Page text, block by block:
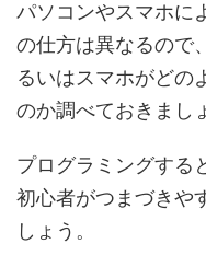
パソコンやスマホに
の仕方は異なるので
るいはスマホがどの
のか調べておきまし
プログラミングする
初心者がつまづきや
しょう。